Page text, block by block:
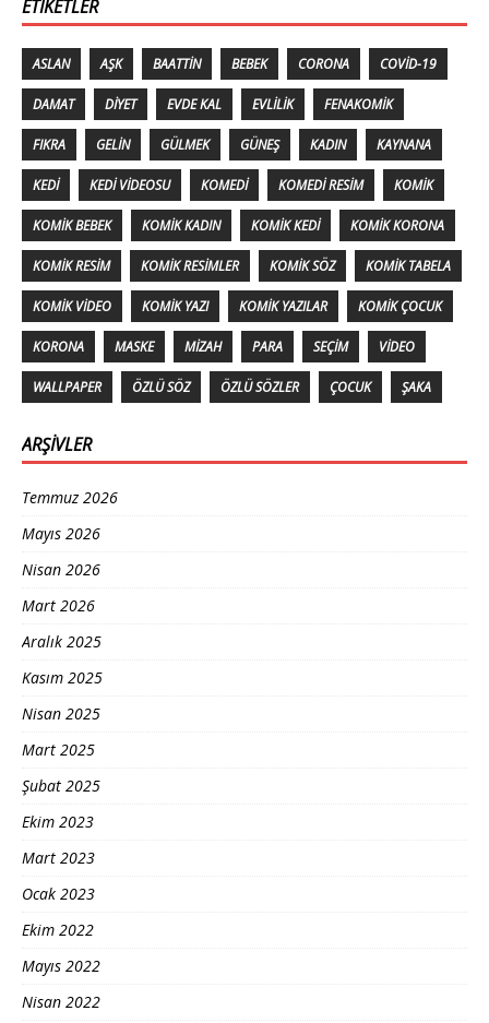
ETIKETLER
ASLAN AŞK BAATTIN BEBEK CORONA COVID-19
DAMAT DIYET EVDE KAL EVLILIK FENAKOMIK
FIKRA GELIN GÜLMEK GÜNEŞ KADIN KAYNANA
KEDI KEDI VIDEOSU KOMEDI KOMEDI RESIM KOMIK
KOMIK BEBEK KOMIK KADIN KOMIK KEDI KOMIK KORONA
KOMIK RESIM KOMIK RESIMLER KOMIK SÖZ KOMIK TABELA
KOMIK VIDEO KOMIK YAZI KOMIK YAZILAR KOMIK ÇOCUK
KORONA MASKE MIZAH PARA SEÇIM VIDEO
WALLPAPER ÖZLÜ SÖZ ÖZLÜ SÖZLER ÇOCUK ŞAKA
ARŞIVLER
Temmuz 2026
Mayıs 2026
Nisan 2026
Mart 2026
Aralık 2025
Kasım 2025
Nisan 2025
Mart 2025
Şubat 2025
Ekim 2023
Mart 2023
Ocak 2023
Ekim 2022
Mayıs 2022
Nisan 2022